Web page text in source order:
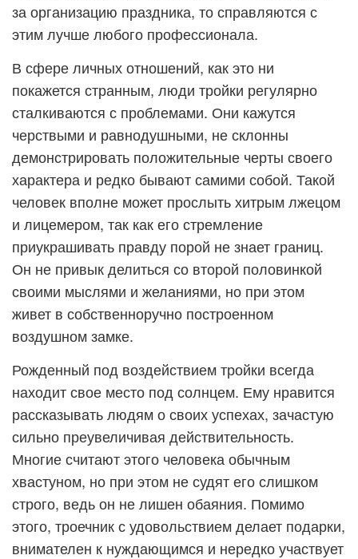
за организацию праздника, то справляются с
этим лучше любого профессионала.
В сфере личных отношений, как это ни
покажется странным, люди тройки регулярно
сталкиваются с проблемами. Они кажутся
черствыми и равнодушными, не склонны
демонстрировать положительные черты своего
характера и редко бывают самими собой. Такой
человек вполне может прослыть хитрым лжецом
и лицемером, так как его стремление
приукрашивать правду порой не знает границ.
Он не привык делиться со второй половинкой
своими мыслями и желаниями, но при этом
живет в собственноручно построенном
воздушном замке.
Рожденный под воздействием тройки всегда
находит свое место под солнцем. Ему нравится
рассказывать людям о своих успехах, зачастую
сильно преувеличивая действительность.
Многие считают этого человека обычным
хвастуном, но при этом не судят его слишком
строго, ведь он не лишен обаяния. Помимо
этого, троечник с удовольствием делает подарки,
внимателен к нуждающимся и нередко участвует